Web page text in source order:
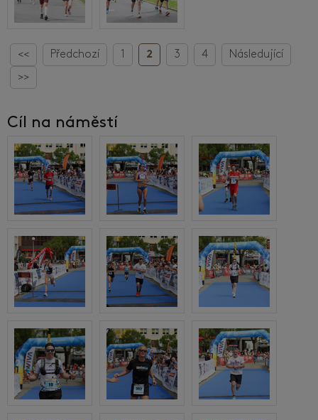
<< Předchozí 1 2 3 4
Následující
>>
Cíl na náměstí